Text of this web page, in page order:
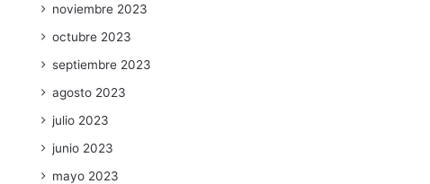
noviembre 2023
octubre 2023
septiembre 2023
agosto 2023
julio 2023
junio 2023
mayo 2023